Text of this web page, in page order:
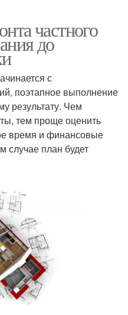
частного
до
с
поэтапное выполнение
результату. Чем
тем проще оценить
время и финансовые
случае план будет